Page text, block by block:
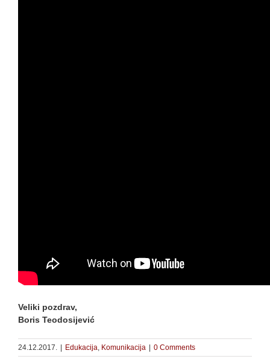
Veliki pozdrav,
Boris Teodosijević
24.12.2017. | Edukacija Komunikacija | 0 Comments